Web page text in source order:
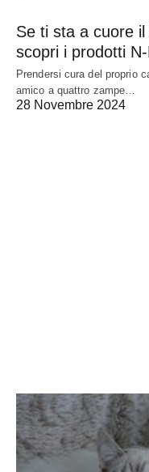
Se ti sta a cuore
scopri i prodotti
Prendersi cura del proprio
amico a quattro zampe…
28 Novembre 2024